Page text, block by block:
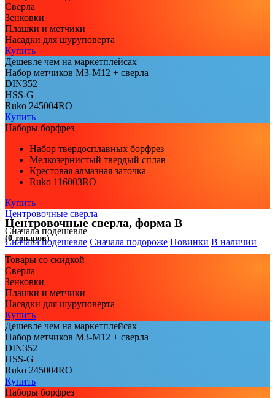
Сверла
Зенковки
Плашки и метчики
Насадки для шуруповерта
Купить
Дешевле чем на маркетплейсах
Набор метчиков М3-М12 + сверла
DIN352
HSS-G
Ruko 245004RO
Купить
Наборы борфрез
Набор твердосплавных борфрез
Мелкозернистый твердый сплав
Крестовая алмазная заточка
Ruko 116003RO
Купить
Центровочные сверла
Сначала подешевле
Сначала подешевле Сначала подороже Новинки В наличии
Центровочные сверла, форма B
(0 товаров)
Товары со скидкой
Сверла
Зенковки
Плашки и метчики
Насадки для шуруповерта
Купить
Дешевле чем на маркетплейсах
Набор метчиков М3-М12 + сверла
DIN352
HSS-G
Ruko 245004RO
Купить
Наборы борфрез